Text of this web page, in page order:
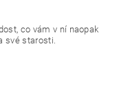
co vám v ní naopak
své starosti.